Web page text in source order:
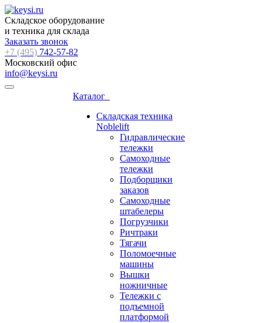
Складское оборудование
и техника для склада
Заказать звонок
+7 (495) 742-57-82
Московский офис
info@keysi.ru
Каталог
Складская техника
Noblelift
Гидравлические
тележки
Самоходные
тележки
Подборщики
заказов
Самоходные
штабелеры
Погрузчики
Ричтраки
Тягачи
Поломоечные
машины
Вышки
ножничные
Тележки с
подъемной
платформой